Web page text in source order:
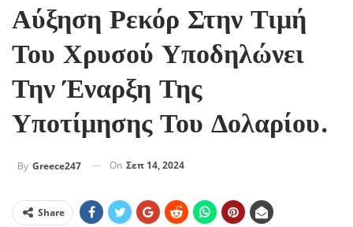
Αύξηση Ρεκόρ Στην Τιμή
Του Χρυσού Υποδηλώνει
Την Έναρξη Της
Υποτίμησης Του Δολαρίου.
By Greece247 On Σεπ 14, 2024
Share